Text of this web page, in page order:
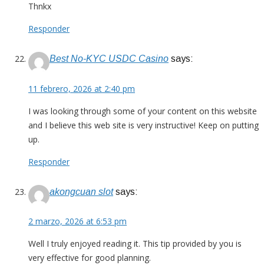
Thnkx
Responder
Best No-KYC USDC Casino says:
11 febrero, 2026 at 2:40 pm
I was looking through some of your content on this website
and I believe this web site is very instructive! Keep on putting
up.
Responder
akongcuan slot says:
2 marzo, 2026 at 6:53 pm
Well I truly enjoyed reading it. This tip provided by you is
very effective for good planning.